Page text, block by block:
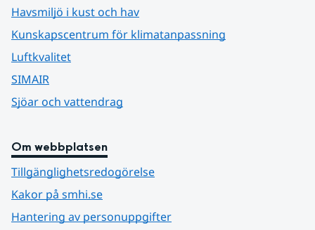
Havsmiljö i kust och hav
Kunskapscentrum för klimatanpassning
Luftkvalitet
SIMAIR
Sjöar och vattendrag
Om webbplatsen
Tillgänglighetsredogörelse
Kakor på smhi.se
Hantering av personuppgifter